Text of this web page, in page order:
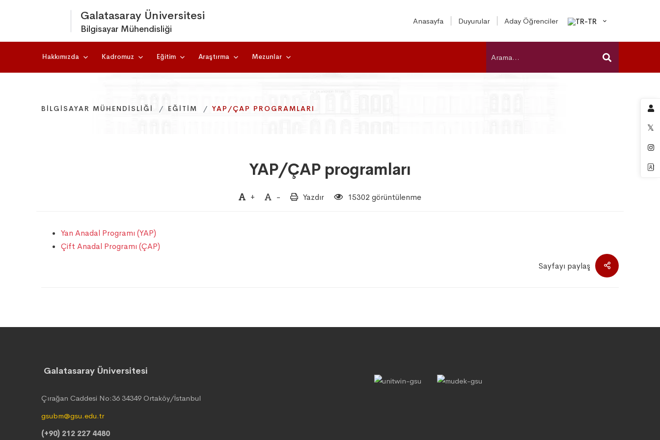
Galatasaray Üniversitesi
Bilgisayar Mühendisliği
Anasayfa Duyurular Aday Öğrenciler
Hakkımızda Kadromuz Eğitim Araştırma Mezunlar
BILGISAYAR MÜHENDISLIĞI EĞITIM YAP/ÇAP PROGRAMLARI
BILGISAYAR MÜHENDISLIĞI EĞITIM YAP/ÇAP PROGRAMLARI
BILGISAYAR MÜHENDISLIĞI EĞITIM YAP/ÇAP PROGRAMLARI
YAP/ÇAP programları
+ - Yazdır 15302 görüntülenme
Yan Anadal Programı (YAP)
Çift Anadal Programı (ÇAP)
Sayfayı paylaş
Galatasaray Üniversitesi
Çırağan Caddesi No:36 34349 Ortaköy/İstanbul
gsubm@gsu.edu.tr
(+90) 212 227 4480